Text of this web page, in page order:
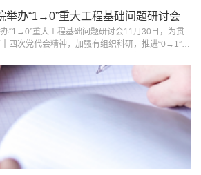
午，计算机学院和化学与化工学院联合开展以“聚
”为主题的座谈会。化学与化工学院党委书记张啸
杰、院长助理郭威等一行8人参加调研交流。计算
群、AI for science交叉研究中心主任彭佳杰和...
举办“1→0”重大工程基础问题研讨会
“1→0”重大工程基础问题研讨会11月30日，为贯
四次党代会精神，加强有组织科研，推进“0→1”和
重大工程基础问题研讨会。中航工业西安航空计算
长胡林平、中国航天科技集团第九研究院副院长陈
技五院西安分院副总师钟兴旺、中国空间技术研
总体部书记周国昌、Platform公司副总裁...